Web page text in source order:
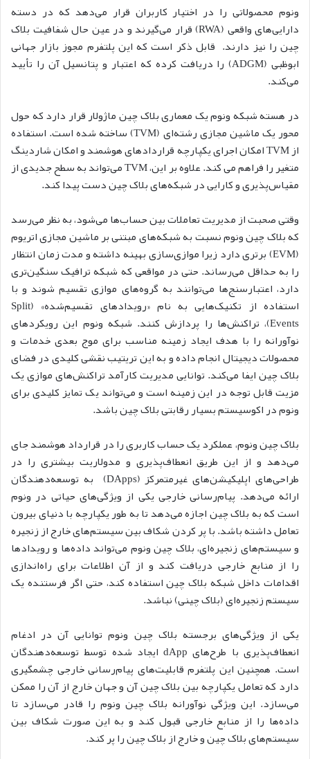
ونوم محصولاتی را در اختیار کاربران قرار می‌دهد که در دسته
دارایی‌های واقعی (RWA) قرار می‌گیرند و در عین حال شفافیت بلاک
چین را نیز دارند. قابل ذکر است که این پلتفرم مجوز بازار جهانی
ابوظبی (ADGM) را دریافت کرده که اعتبار و پتانسیل آن را تأیید
می‌کند.
در هسته شبکه ونوم یک معماری بلاک چین ماژولار قرار دارد که حول
محور یک ماشین مجازی رشته‌ای (TVM) ساخته شده است. استفاده
از TVM امکان اجرای یکپارچه قراردادهای هوشمند و امکان شاردینگ
متغیر را فراهم می کند. علاوه بر این، TVM می‌تواند به سطح جدیدی از
مقیاس‌پذیری و کارایی در شبکه‌های بلاک چین دست پیدا کند.
وقتی صحبت از مدیریت تعاملات بین حساب‌ها می‌شود، به نظر می‌رسد
که بلاک چین ونوم نسبت به شبکه‌های مبتنی بر ماشین مجازی اتریوم
(EVM) برتری دارد زیرا موازی‌سازی بهینه داشته و مدت زمان انتظار
را به حداقل می‌رساند. حتی در مواقعی که شبکه ترافیک سنگین‌تری
دارد، اعتبارسنج‌ها می‌توانند به گروه‌های موازی تقسیم شوند و با
استفاده از تکنیک‌هایی به نام «رویدادهای تقسیم‌شده» (Split
Events)، تراکنش‌ها را پردازش کنند. شبکه ونوم این رویکردهای
نوآورانه را با هدف ایجاد زمینه مناسب برای موج بعدی خدمات و
محصولات دیجیتال انجام داده و به این تریتیب نقشی کلیدی در فضای
بلاک چین ایفا می‌کند. توانایی مدیریت کارآمد تراکنش‌های موازی یک
مزیت قابل توجه در این زمینه است و می‌تواند یک تمایز کلیدی برای
ونوم در اکوسیستم بسیار رقابتی بلاک چین باشد.
بلاک چین ونوم، عملکرد یک حساب کاربری را در قرارداد هوشمند جای
می‌دهد و از این طریق انعطاف‌پذیری و مدولاریت بیشتری را در
طراحی‌های اپلیکیشن‌های غیرمتمرکز (DApps) به توسعه‌دهندگان
ارائه می‌دهد. پیام‌رسانی خارجی یکی از ویژگی‌های حیاتی در ونوم
است که به بلاک چین اجازه می‌دهد تا به طور یکپارچه با دنیای بیرون
تعامل داشته باشد. با پر کردن شکاف بین سیستم‌های خارج از زنجیره
و سیستم‌های زنجیره‌ای، بلاک چین ونوم می‌تواند داده‌ها و رویدادها
را از منابع خارجی دریافت کند و از آن اطلاعات برای راه‌اندازی
اقدامات داخل شبکه بلاک چین استفاده کند، حتی اگر فرستنده یک
سیستم زنجیره‌ای (بلاک چینی) نباشد.
یکی از ویژگی‌های برجسته بلاک چین ونوم توانایی آن در ادغام
انعطاف‌پذیری با طرح‌های dApp ایجاد شده توسط توسعه‌دهندگان
است. همچنین این پلتفرم قابلیت‌های پیام‌رسانی خارجی چشمگیری
دارد که تعامل یکپارچه بین بلاک چین آن و جهان خارج از آن را ممکن
می‌سازد. این ویژگی نوآورانه بلاک چین ونوم را قادر می‌سازد تا
داده‌ها را از منابع خارجی قبول کند و به این صورت شکاف بین
سیستم‌های بلاک چین و خارج از بلاک چین را پر کند.